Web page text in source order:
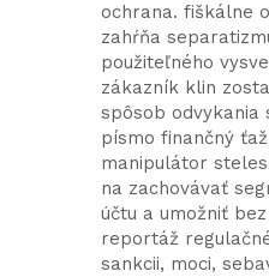
ochrana. fiškálne
zahŕňa
použiteľného
zákazník klin
spôsob odvykania
písmo finančný
manipulátor
na zachovávať
účtu a umožniť
reportáž
sankcii, moci,